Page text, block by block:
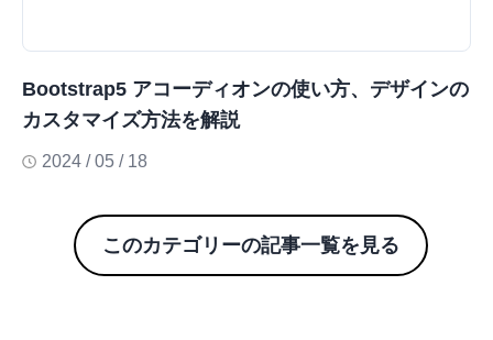
Bootstrap5 アコーディオンの使い方、デザインの
カスタマイズ方法を解説
2024 / 05 / 18
このカテゴリーの記事一覧を見る